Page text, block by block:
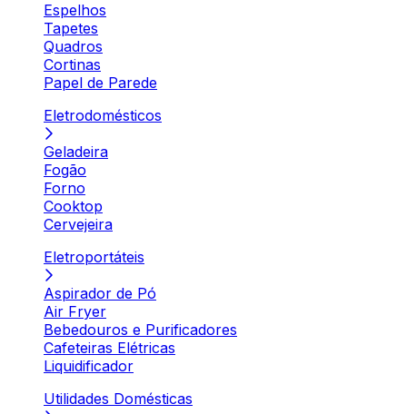
Espelhos
Tapetes
Quadros
Cortinas
Papel de Parede
Eletrodomésticos
Geladeira
Fogão
Forno
Cooktop
Cervejeira
Eletroportáteis
Aspirador de Pó
Air Fryer
Bebedouros e Purificadores
Cafeteiras Elétricas
Liquidificador
Utilidades Domésticas